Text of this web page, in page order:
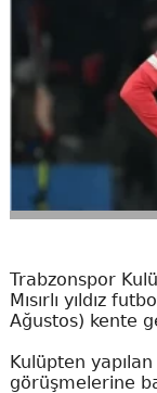
Trabzonspor
Mısırlı yıldız
Ağustos) kente
Kulüpten
görüşmelerine